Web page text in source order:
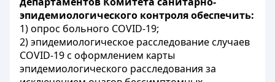
эпидемиологического контроля обеспечить:
1) опрос больного COVID-19;
2) эпидемиологическое расследование случаев
COVID-19 с оформлением карты
эпидемиологического расследования за